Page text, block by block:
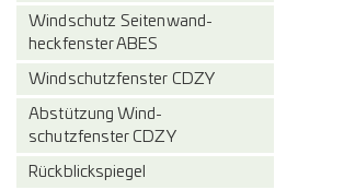
Windschutz Seitenwand-
heckfenster ABES
Windschutzfenster CDZY
Abstützung Wind-
schutzfenster CDZY
Rückblickspiegel